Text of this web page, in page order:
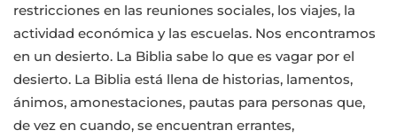
restricciones en las reuniones sociales, los viajes, la
actividad económica y las escuelas. Nos encontramos
en un desierto. La Biblia sabe lo que es vagar por el
desierto. La Biblia está llena de historias, lamentos,
ánimos, amonestaciones, pautas para personas que,
de vez en cuando, se encuentran errantes,